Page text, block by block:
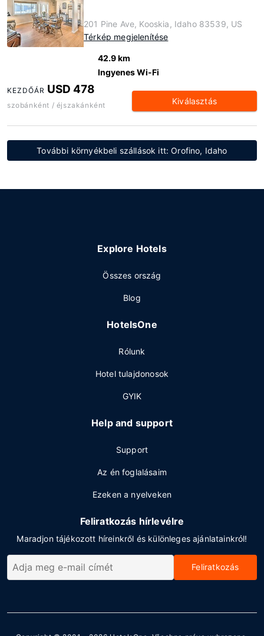
201 Pine Ave, Kooskia, Idaho 83539, US
Térkép megjelenítése
42.9 km
Ingyenes Wi-Fi
KEZDŐÁR USD 478
szobánként / éjszakánként Kiválasztás
További környékbeli szállások itt: Orofino, Idaho
Explore Hotels
Összes ország
Blog
HotelsOne
Rólunk
Hotel tulajdonosok
GYIK
Help and support
Support
Az én foglalásaim
Ezeken a nyelveken
Feliratkozás hírlevélre
Maradjon tájékozott híreinkről és különleges ajánlatainkról!
Feliratkozás